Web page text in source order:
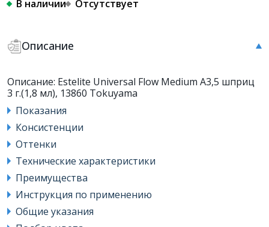
В наличии Отсутствует
Описание
Описание: Estelite Universal Flow Medium А3,5 шприц
3 г.(1,8 мл), 13860 Tokuyama
Показания
Консистенции
Оттенки
Технические характеристики
Преимущества
Инструкция по применению
Общие указания